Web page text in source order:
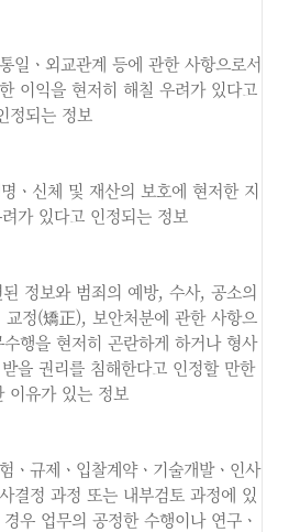
일ㆍ외교관계 등에 관한 사항으로서
이익을 현저히 해칠 우려가 있다고
정되는 정보
ㆍ신체 및 재산의 보호에 현저한 지
가 있다고 인정되는 정보
정보와 범죄의 예방, 수사, 공소의
정(矯正), 보안처분에 관한 사항으
행을 현저히 곤란하게 하거나 형사
을 권리를 침해한다고 인정할 만한
이유가 있는 정보
ㆍ규제ㆍ입찰계약ㆍ기술개발ㆍ인사
결정 과정 또는 내부검토 과정에 있
우 업무의 공정한 수행이나 연구ㆍ